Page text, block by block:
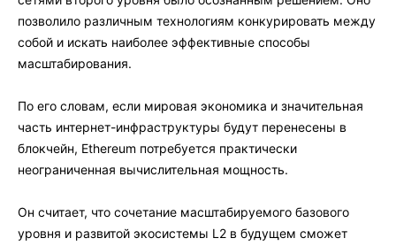
позволило различным технологиям конкурировать между
собой и искать наиболее эффективные способы
масштабирования.
По его словам, если мировая экономика и значительная
часть интернет-инфраструктуры будут перенесены в
блокчейн, Ethereum потребуется практически
неограниченная вычислительная мощность.
Он считает, что сочетание масштабируемого базового
уровня и развитой экосистемы L2 в будущем сможет